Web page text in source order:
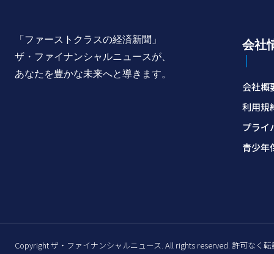
「ファーストクラスの経済新聞」
ザ・ファイナンシャルニュースが、
あなたを豊かな未来へと導きます。
会社
会社概
利用規
プライ
青少年
Copyright ザ・ファイナンシャルニュース. All rights reserved. 許可なく